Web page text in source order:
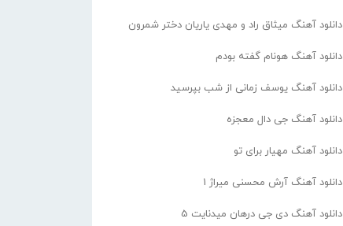
دانلود آهنگ میثاق راد و مهدی یاریان دختر شمرون
دانلود آهنگ هونام گفته بودم
دانلود آهنگ یوسف زمانی از شب بپرسید
دانلود آهنگ جی دال معجزه
دانلود آهنگ مهیار برای تو
دانلود آهنگ آرش محسنی میراژ 1
دانلود آهنگ دی جی درهان میدنایت 5